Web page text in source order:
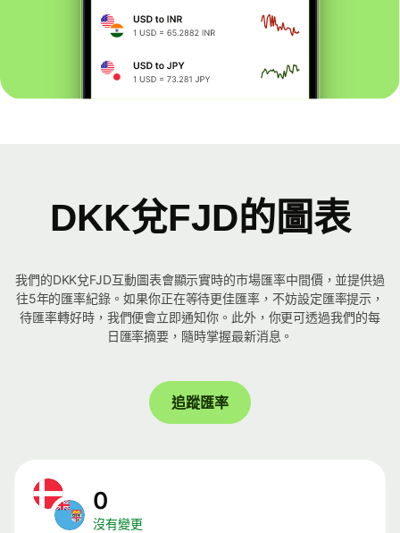
DKK兌FJD的圖表
我們的DKK兌FJD互動圖表會顯示實時的市場匯率中間價，並提供過
往5年的匯率紀錄。如果你正在等待更佳匯率，不妨設定匯率提示，
待匯率轉好時，我們便會立即通知你。此外，你更可透過我們的每
日匯率摘要，隨時掌握最新消息。
追蹤匯率
0
沒有變更